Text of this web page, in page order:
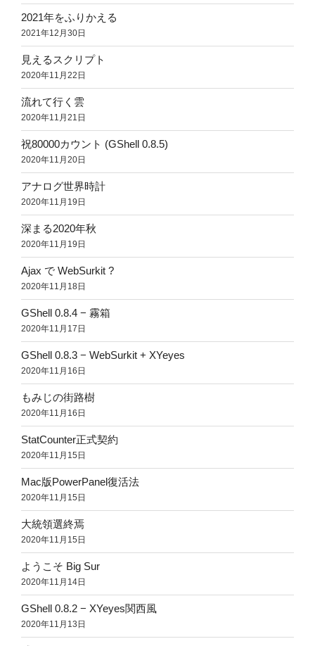
2021年をふりかえる
2021年12月30日
見えるスクリプト
2020年11月22日
流れて行く雲
2020年11月21日
祝80000カウント (GShell 0.8.5)
2020年11月20日
アナログ世界時計
2020年11月19日
深まる2020年秋
2020年11月19日
Ajax で WebSurkit ?
2020年11月18日
GShell 0.8.4 − 霧箱
2020年11月17日
GShell 0.8.3 − WebSurkit + XYeyes
2020年11月16日
もみじの街路樹
2020年11月16日
StatCounter正式契約
2020年11月15日
Mac版PowerPanel復活法
2020年11月15日
大統領選終焉
2020年11月15日
ようこそ Big Sur
2020年11月14日
GShell 0.8.2 − XYeyes関西風
2020年11月13日